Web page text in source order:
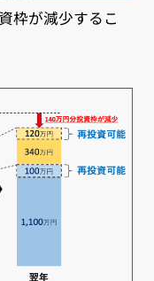
枠が減少するこ